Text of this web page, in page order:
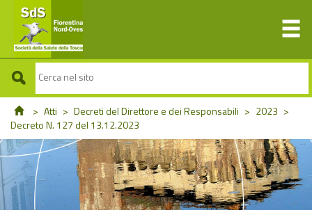
> Atti > Decreti del Direttore e dei Responsabili > 2023 >
Decreto N. 127 del 13.12.2023